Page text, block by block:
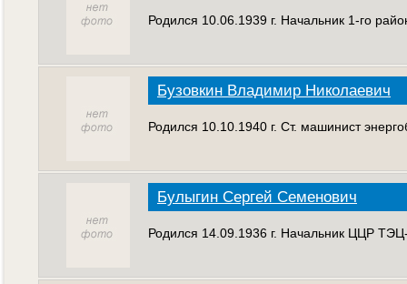
Родился 10.06.1939 г. Начальник 1-го
Бузовкин Владимир Николаевич
Родился 10.10.1940 г. Ст. машинист
Булыгин Сергей Семенович
Родился 14.09.1936 г. Начальник ЦЦР